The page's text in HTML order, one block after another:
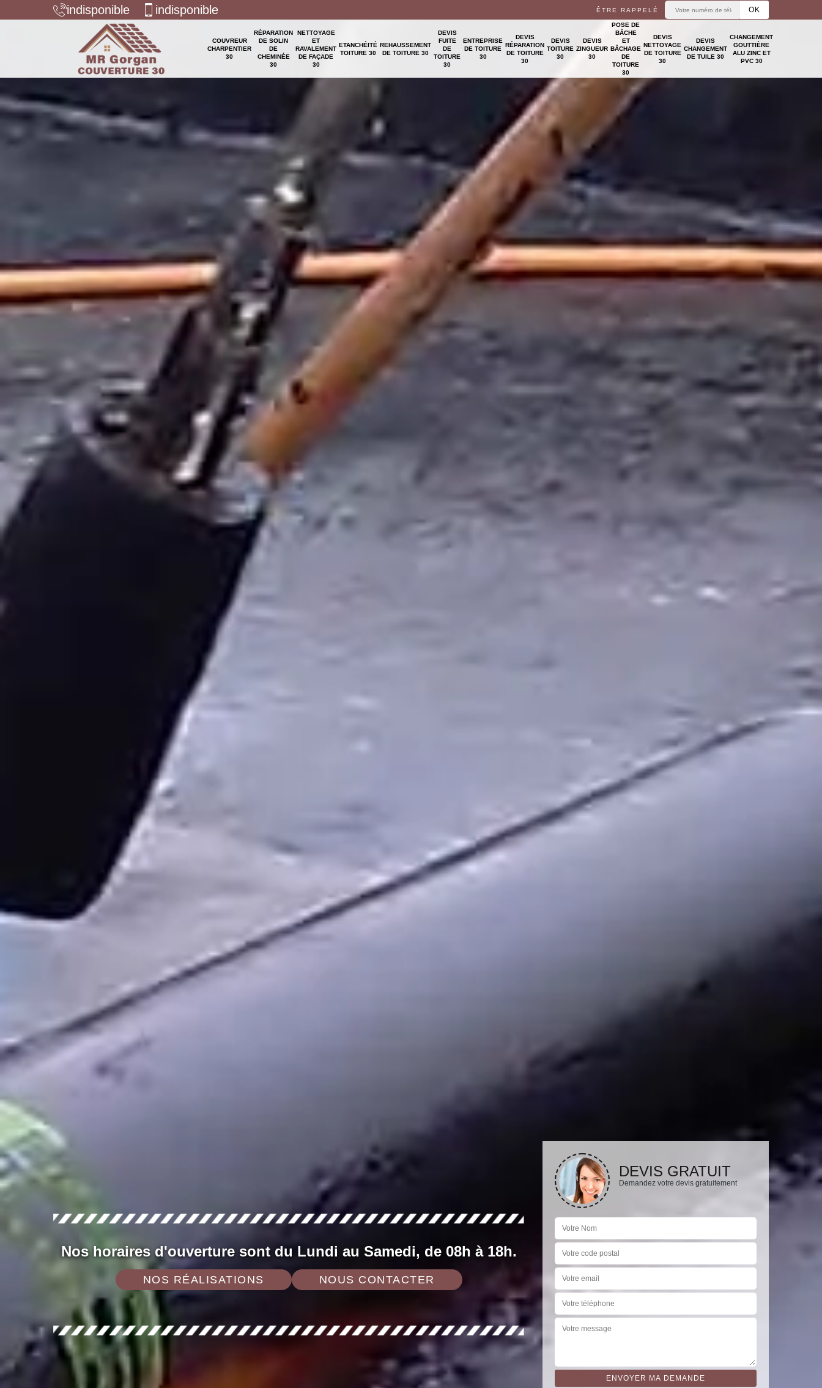
indisponible indisponible ÊTRE RAPPELÉ
COUVREUR
CHARPENTIER
30
RÉPARATION
DE SOLIN
DE
CHEMINÉE
30
NETTOYAGE
ET
RAVALEMENT
DE FAÇADE
30
ETANCHÉITÉ
TOITURE 30
REHAUSSEMENT
DE TOITURE 30
DEVIS
FUITE
DE
TOITURE
30
ENTREPRISE
DE TOITURE
30
DEVIS
RÉPARATION
DE TOITURE
30
DEVIS
TOITURE
30
DEVIS
ZINGUEUR
30
POSE DE
BÂCHE
ET
BÂCHAGE
DE
TOITURE
30
DEVIS
NETTOYAGE
DE TOITURE
30
DEVIS
CHANGEMENT
DE TUILE 30
CHANGEMENT
GOUTTIÈRE
ALU ZINC ET
PVC 30
Nos horaires d'ouverture sont du Lundi au Samedi, de 08h à 18h.
NOS RÉALISATIONS NOUS CONTACTER
DEVIS GRATUIT
Demandez votre devis gratuitement